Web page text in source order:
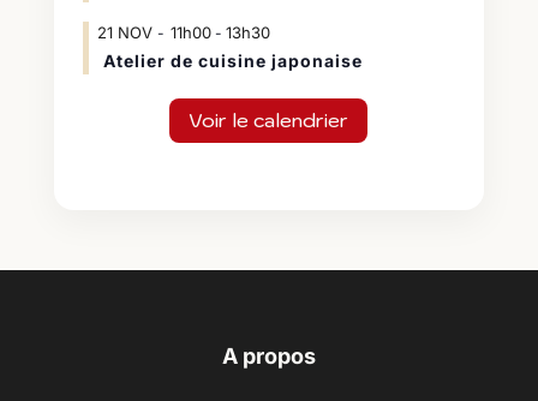
21 NOV 11h00- 13h30
Atelier de cuisine japonaise
Voir le calendrier
A propos